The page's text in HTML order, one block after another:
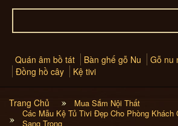
Quán âm bồ tát Bàn ghế gỗ Nu
Gỗ nu
Đồng hồ cây
Kệ tivi
Trang Chủ
Mua Sắm Nội Thất
Các Mẫu Kệ Tủ Tivi Đẹp Cho Phòng Khách
Sang Trọng